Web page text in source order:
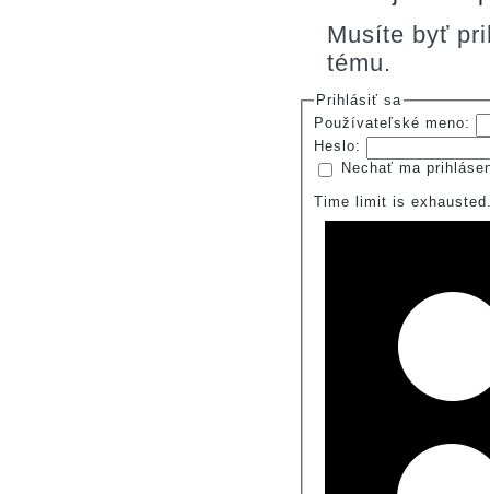
Musíte byť
tému.
Prihlásiť sa
Používateľské meno:
Heslo:
Nechať ma
Time limit is